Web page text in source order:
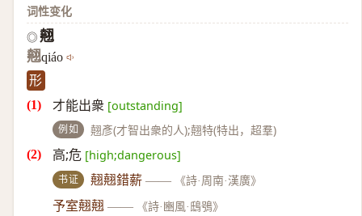
词性变化
◎ 翹
翹qiáo
形
才能出衆 [outstanding]
例如 翹彥(才智出衆的人);翹特(特出，超羣)
高;危 [high;dangerous]
书证 翹翹錯薪 —— 《詩·周南·漢廣》
予室翹翹 —— 《詩·豳風·鴟鴞》